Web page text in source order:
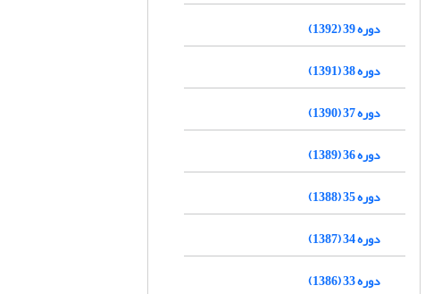
دوره 39 (1392)
دوره 38 (1391)
دوره 37 (1390)
دوره 36 (1389)
دوره 35 (1388)
دوره 34 (1387)
دوره 33 (1386)